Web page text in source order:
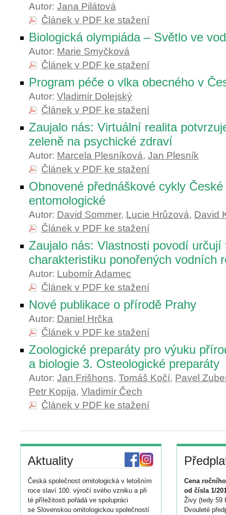
Autor: Jana Pilátová
Článek v PDF ke stažení
Biologická olympiáda – Světlo ve
Autor: Marie Smyčková
Článek v PDF ke stažení
Program péče o vlka obecného v
Autor: Vladimír Dolejský
Článek v PDF ke stažení
Zaujalo nás: Virtuální realita
zeleně na psychické zdraví
Autor: Marcela Plesníková, Jan Plesník
Článek v PDF ke stažení
Obnovené přednáškové cykly
entomologické
Autor: David Sommer, Lucie Hrůzová, David
Článek v PDF ke stažení
Zaujalo nás: Vlastnosti povodí určují
charakteristiku ponořených vodních
Autor: Lubomír Adamec
Článek v PDF ke stažení
Nové publikace o přírodě Prahy
Autor: Daniel Hrčka
Článek v PDF ke stažení
Zoologické preparáty pro výuku
a biologie 3. Osteologické preparáty
Autor: Jan Frišhons, Tomáš Kočí, Pavel
Petr Kopija, Vladimír Čech
Článek v PDF ke stažení
Aktuality
Česká společnost ornitologická v letošním
roce slaví 100. výročí svého vzniku a při
té příležitosti pořádá ve spolupráci
se Slovenskou ornitologickou společností
Cena
od čísla 1/
Živy (tedy 59
Dvouleté